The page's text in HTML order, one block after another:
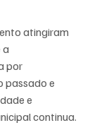
atingiram
a
por
passado e
e
continua.